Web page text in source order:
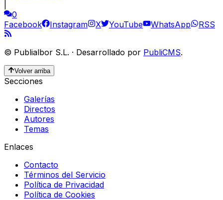
0
Facebook
Instagram X YouTube WhatsApp RSS
© Publialbor S.L. · Desarrollado por PubliCMS.
Volver arriba
Secciones
Galerías
Directos
Autores
Temas
Enlaces
Contacto
Términos del Servicio
Política de Privacidad
Política de Cookies